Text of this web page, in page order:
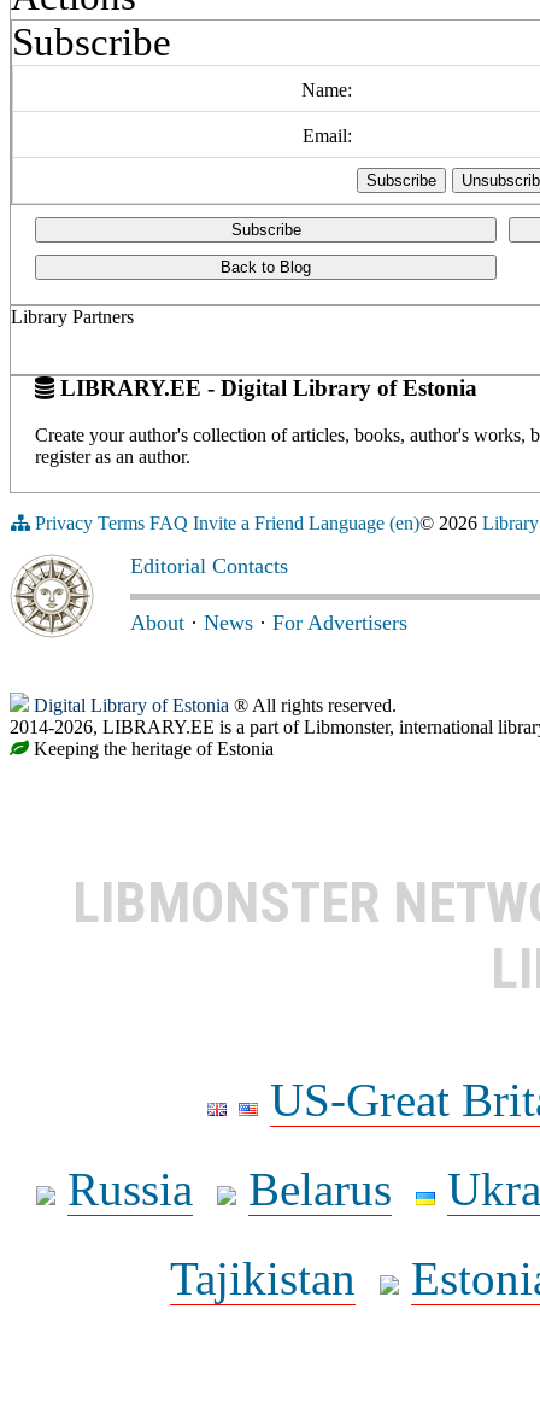
Subscribe
Name:
Email:
Subscribe
Back to Blog
Library Partners
LIBRARY.EE - Digital Library of Estonia
Create your author's collection of articles, books, author's
register as an author.
Privacy Terms FAQ Invite a Friend Language (en)© 2026
Editorial Contacts
About · News · For Advertisers
Digital Library of Estonia ® All rights reserved.
2014-2026, LIBRARY.EE is a part of Libmonster, international
Keeping the heritage of Estonia
LIBMONSTER
US-Great
Russia
Belarus
Tajikistan